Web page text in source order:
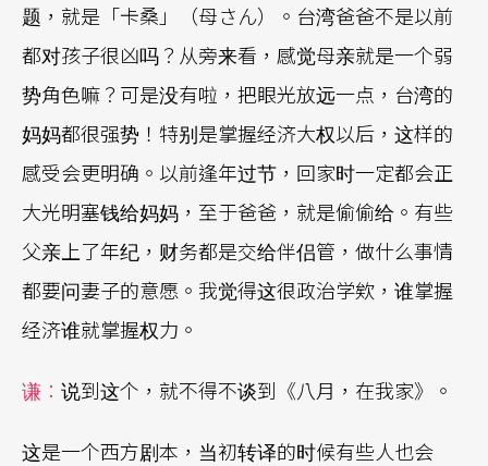
题，就是「卡桑」（母さん）。台湾爸爸不是以前
都对孩子很凶吗？从旁来看，感觉母亲就是一个弱
势角色嘛？可是没有啦，把眼光放远一点，台湾的
妈妈都很强势！特别是掌握经济大权以后，这样的
感受会更明确。以前逢年过节，回家时一定都会正
大光明塞钱给妈妈，至于爸爸，就是偷偷给。有些
父亲上了年纪，财务都是交给伴侣管，做什么事情
都要问妻子的意愿。我觉得这很政治学欸，谁掌握
经济谁就掌握权力。
谦： 说到这个，就不得不谈到《八月，在我家》。
这是一个西方剧本，当初转译的时候有些人也会